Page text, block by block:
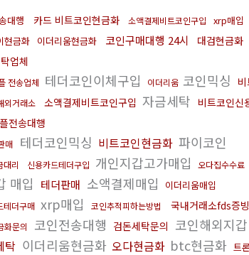
대행 카드 비트코인현금화 소액결제비트코인구입 xrp매입
현금화 이더리움현금화 코인구매대행 24시
대검현금화
업체
전송업체 테더코인이체구입 이더리움 코인믹싱
외거래소 소액결제비트코인구입 자금세탁 비트코인신
전송대행
매 테더코인믹싱 비트코인현금화 파이코인
대리 신용카드테더구입 개인지갑고가매입 오다집수수료
매입
테더판매 소액결제매입 이더리움매입
테더구매 xrp매입 코인추적피하는방법 국내거래소fds증빙
화문의 코인전송대행 검돈세탁문의 코인해외지
탁 이더리움현금화 오다현금화 btc현금화 트